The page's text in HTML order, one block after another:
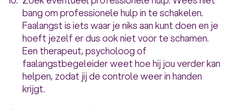
bang om professionele hulp in te schakelen.
Faalangst is iets waar je niks aan kunt doen en je
hoeft jezelf er dus ook niet voor te schamen.
Een therapeut, psycholoog of
faalangstbegeleider weet hoe hij jou verder kan
helpen, zodat jij de controle weer in handen
krijgt.